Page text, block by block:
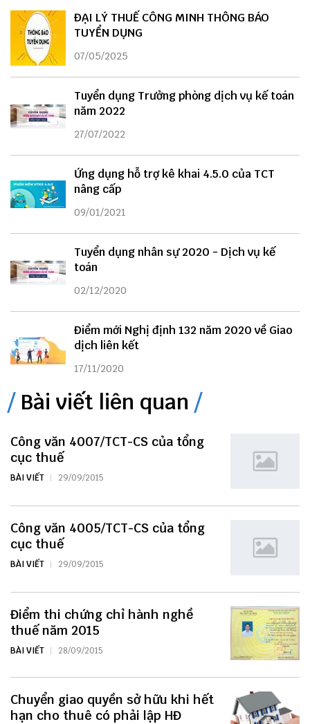
ĐẠI LÝ THUẾ CÔNG MINH THÔNG BÁO
TUYỂN DỤNG
07/05/2025
Tuyển dụng Trưởng phòng dịch vụ kế toán
năm 2022
27/07/2022
Ứng dụng hỗ trợ kê khai 4.5.0 của TCT
nâng cấp
09/01/2021
Tuyển dụng nhân sự 2020 - Dịch vụ kế
toán
02/12/2020
Điểm mới Nghị định 132 năm 2020 về Giao
dịch liên kết
17/11/2020
Bài viết liên quan
Công văn 4007/TCT-CS của tổng
cục thuế
BÀI VIẾT 29/09/2015
Công văn 4005/TCT-CS của tổng
cục thuế
BÀI VIẾT 29/09/2015
Điểm thi chứng chỉ hành nghề
thuế năm 2015
BÀI VIẾT 28/09/2015
Chuyển giao quyền sở hữu khi hết
hạn cho thuê có phải lập HĐ